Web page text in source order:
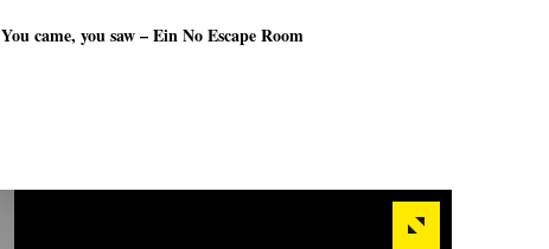
You came, you saw – Ein No Escape Room